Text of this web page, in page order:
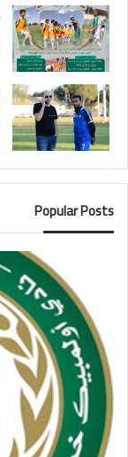
Popular Posts